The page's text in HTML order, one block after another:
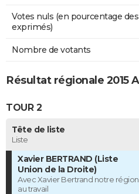
Votes nuls (en pourcentage
exprimés)
Nombre de votants
Résultat régionale 2015
TOUR 2
Tête de liste
Liste
Xavier BERTRAND (Liste
Union de la Droite)
Avec Xavier Bertrand notre région
au travail